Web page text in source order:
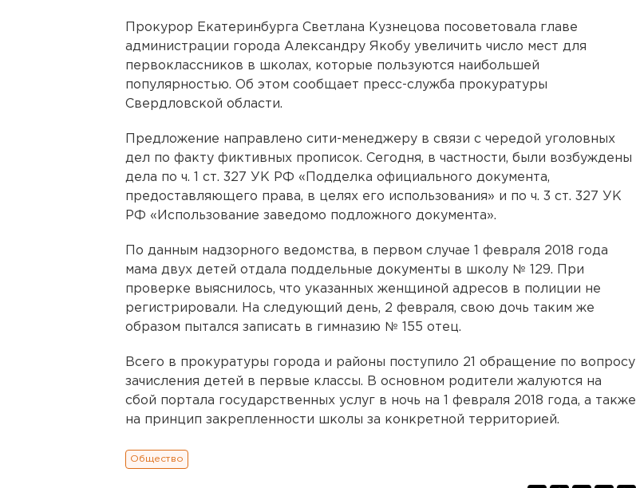
Прокурор Екатеринбурга Светлана Кузнецова посоветовала главе
администрации города Александру Якобу увеличить число мест для
первоклассников в школах, которые пользуются наибольшей
популярностью. Об этом сообщает пресс-служба прокуратуры
Свердловской области.
Предложение направлено сити-менеджеру в связи с чередой уголовных
дел по факту фиктивных прописок. Сегодня, в частности, были возбуждены
дела по ч. 1 ст. 327 УК РФ «Подделка официального документа,
предоставляющего права, в целях его использования» и по ч. 3 ст. 327 УК
РФ «Использование заведомо подложного документа».
По данным надзорного ведомства, в первом случае 1 февраля 2018 года
мама двух детей отдала поддельные документы в школу № 129. При
проверке выяснилось, что указанных женщиной адресов в полиции не
регистрировали. На следующий день, 2 февраля, свою дочь таким же
образом пытался записать в гимназию № 155 отец.
Всего в прокуратуры города и районы поступило 21 обращение по вопросу
зачисления детей в первые классы. В основном родители жалуются на
сбой портала государственных услуг в ночь на 1 февраля 2018 года, а также
на принцип закрепленности школы за конкретной территорией.
Общество